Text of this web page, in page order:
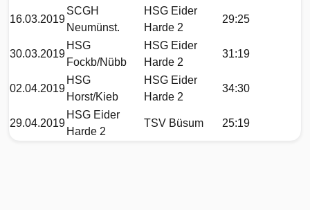
16.03.2019
SCGH
Neumünst.
HSG Eider
Harde 2
29:25
30.03.2019
HSG
Fockb/Nübb
HSG Eider
Harde 2
31:19
02.04.2019
HSG
Horst/Kieb
HSG Eider
Harde 2
34:30
29.04.2019
HSG Eider
Harde 2
TSV Büsum 25:19